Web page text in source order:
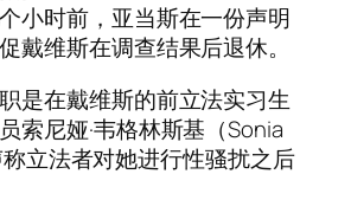
小时前，亚当斯在一份声明
戴维斯在调查结果后退休。
是在戴维斯的前立法实习生
索尼娅·韦格林斯基（Sonia
立法者对她进行性骚扰之后